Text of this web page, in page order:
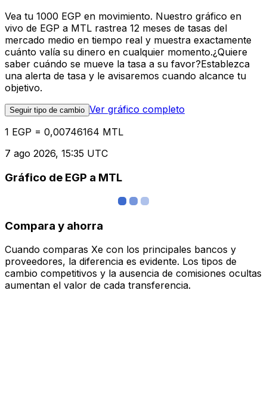
Vea tu 1000 EGP en movimiento. Nuestro gráfico en
vivo de EGP a MTL rastrea 12 meses de tasas del
mercado medio en tiempo real y muestra exactamente
cuánto valía su dinero en cualquier momento.¿Quiere
saber cuándo se mueve la tasa a su favor?Establezca
una alerta de tasa y le avisaremos cuando alcance tu
objetivo.
Seguir tipo de cambio Ver gráfico completo
1 EGP = 0,00746164 MTL
7 ago 2026, 15:35 UTC
Gráfico de EGP a MTL
Compara y ahorra
Cuando comparas Xe con los principales bancos y
proveedores, la diferencia es evidente. Los tipos de
cambio competitivos y la ausencia de comisiones ocultas
aumentan el valor de cada transferencia.